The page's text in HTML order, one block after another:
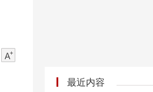
最近内容